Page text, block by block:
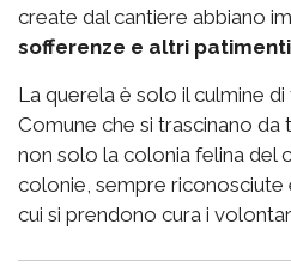
create dal cantiere abbiano
sofferenze e altri patimenti
La querela è solo il culmine
Comune che si trascinano
non solo la colonia felina del
colonie, sempre riconosciute
cui si prendono cura i